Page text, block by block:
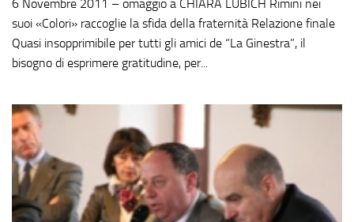
6 Novembre 2011 – omaggio a CHIARA LUBICH Rimini nei
suoi «Colori» raccoglie la sfida della fraternità Relazione finale
Quasi insopprimibile per tutti gli amici de “La Ginestra”, il
bisogno di esprimere gratitudine, per...